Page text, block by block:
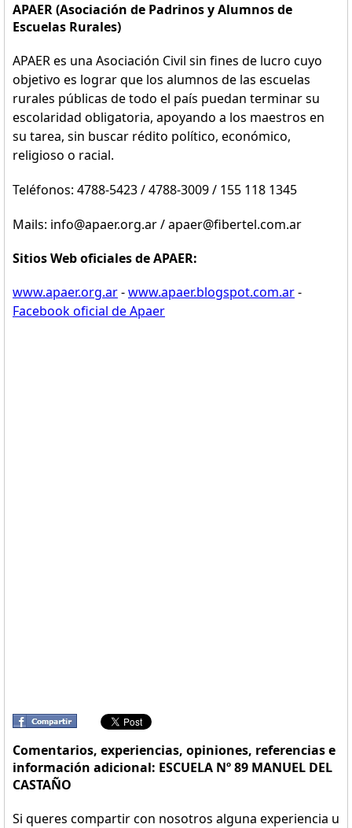
APAER (Asociación de Padrinos y Alumnos de
Escuelas Rurales)
APAER es una Asociación Civil sin fines de lucro cuyo
objetivo es lograr que los alumnos de las escuelas
rurales públicas de todo el país puedan terminar su
escolaridad obligatoria, apoyando a los maestros en
su tarea, sin buscar rédito político, económico,
religioso o racial.
Teléfonos: 4788-5423 / 4788-3009 / 155 118 1345
Mails: info@apaer.org.ar / apaer@fibertel.com.ar
Sitios Web oficiales de APAER:
www.apaer.org.ar-www.apaer.blogspot.com.ar-
Facebook oficial de Apaer
Comentarios, experiencias, opiniones, referencias e
información adicional: ESCUELA Nº 89 MANUEL DEL
CASTAÑO
Si queres compartir con nosotros alguna experiencia u